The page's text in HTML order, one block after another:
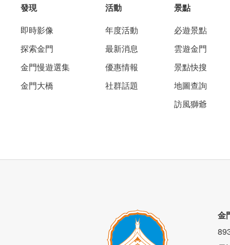
發現
即時影像
探索金門
金門慢遊選集
金門大橋
活動
年度活動
最新消息
優惠情報
社群話題
景點
必遊景點
雲遊金門
景點快搜
地圖查詢
訪風獅爺
金